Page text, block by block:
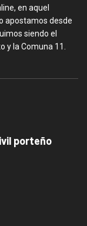
en aquel
apostamos desde
siendo el
y la Comuna 11.
porteño